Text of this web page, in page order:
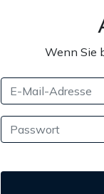
Wenn Sie